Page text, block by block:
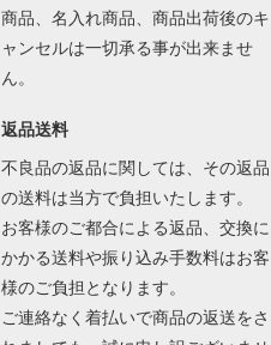
商品、名入れ商品、商品出荷後のキ
ャンセルは一切承る事が出来ませ
ん。
返品送料
不良品の返品に関しては、その返品
の送料は当方で負担いたします。
お客様のご都合による返品、交換に
かかる送料や振り込み手数料はお客
様のご負担となります。
ご連絡なく着払いで商品の返送をさ